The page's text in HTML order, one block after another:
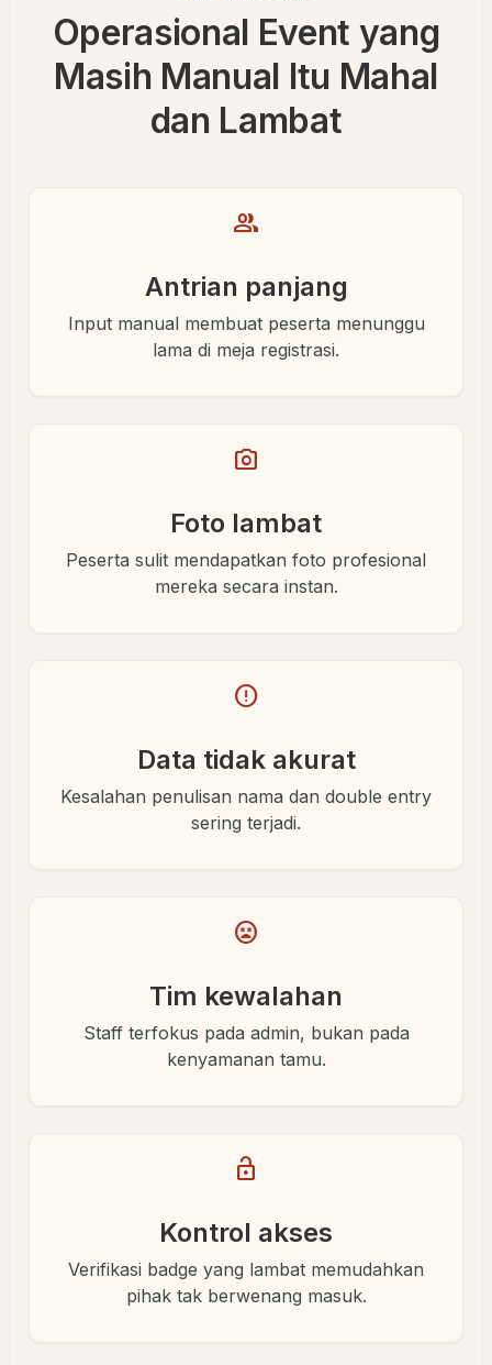
Operasional Event yang
Masih Manual Itu Mahal
dan Lambat
group
Antrian panjang
Input manual membuat peserta menunggu
lama di meja registrasi.
photo_camera
Foto lambat
Peserta sulit mendapatkan foto profesional
mereka secara instan.
error
Data tidak akurat
Kesalahan penulisan nama dan double entry
sering terjadi.
sentiment_very_dissatisfied
Tim kewalahan
Staff terfokus pada admin, bukan pada
kenyamanan tamu.
lock_open
Kontrol akses
Verifikasi badge yang lambat memudahkan
pihak tak berwenang masuk.